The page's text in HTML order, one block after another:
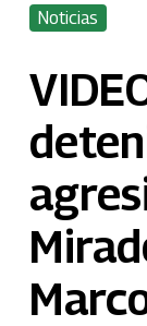
Noticias